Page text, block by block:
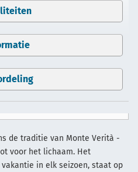
de traditie van Monte Verità -
voor het lichaam. Het
in elk seizoen, staat op